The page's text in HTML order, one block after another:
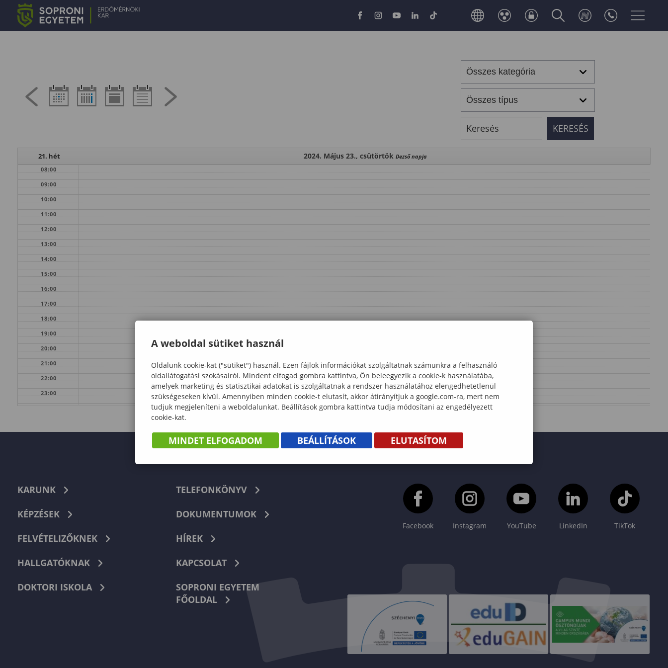
21. hét 2024. Május 23., csütörtök Dezső napja
08:00
09:00
10:00
11:00
12:00
13:00
14:00
15:00
16:00
17:00
18:00
19:00
20:00
21:00
22:00
23:00
KARUNK
KÉPZÉSEK
FELVÉTELIZŐKNEK
HALLGATÓKNAK
DOKTORI ISKOLA
TELEFONKÖNYV
DOKUMENTUMOK
HÍREK
KAPCSOLAT
SOPRONI EGYETEM
FŐOLDAL
Facebook Instagram YouTube LinkedIn TikTok
A weboldal sütiket használ
Oldalunk cookie-kat ("sütiket") használ. Ezen fájlok információkat szolgáltatnak számunkra a felhasználó
oldallátogatási szokásairól. Mindent elfogad gombra kattintva, Ön beleegyezik a cookie-k használatába,
amelyek marketing és statisztikai adatokat is szolgáltatnak a rendszer használatához elengedhetetlenül
szükségeseken kívül. Amennyiben minden cookie-t elutasít, akkor átirányítjuk a google.com-ra, mert nem
tudjuk megjeleníteni a weboldalunkat. Beállítások gombra kattintva tudja módosítani az engedélyezett
cookie-kat.
MINDET ELFOGADOM BEÁLLÍTÁSOK ELUTASÍTOM